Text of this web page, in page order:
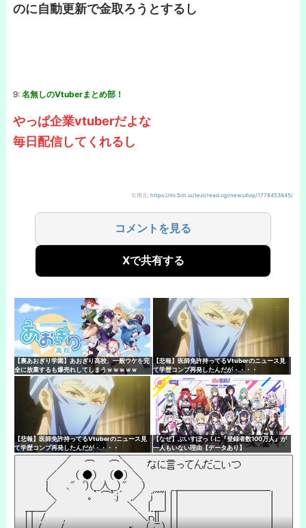
のに自動更新で金取ろうとするし
9: 名無しのVtuberまとめ部！
やっぱ企業vtuberだよな
毎日配信してくれるし
引用元: https://mi.5ch.io/test/read.cgi/news4vip/1778453845/
コメントを見る
Xで共有する
【裏あおぎり学園】あおぎり高校、一般ウケを完
全に放棄するも爆売れしてしまうｗｗｗｗｗ
【悲報】医師免許持ってるVtuberのニュース見
て学歴コンプ再発したんだが・・・・
【悲報】医師免許持ってるVtuberのニュース見
て学歴コンプ再発したんだが・・・・
【なぜ】ぶいすぽっ！に『登録者数100万人』が
一人もいない理由【データあり】